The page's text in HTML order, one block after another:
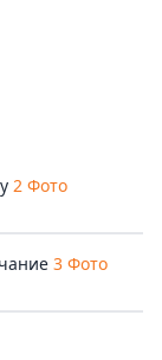
2 Фото
3 Фото